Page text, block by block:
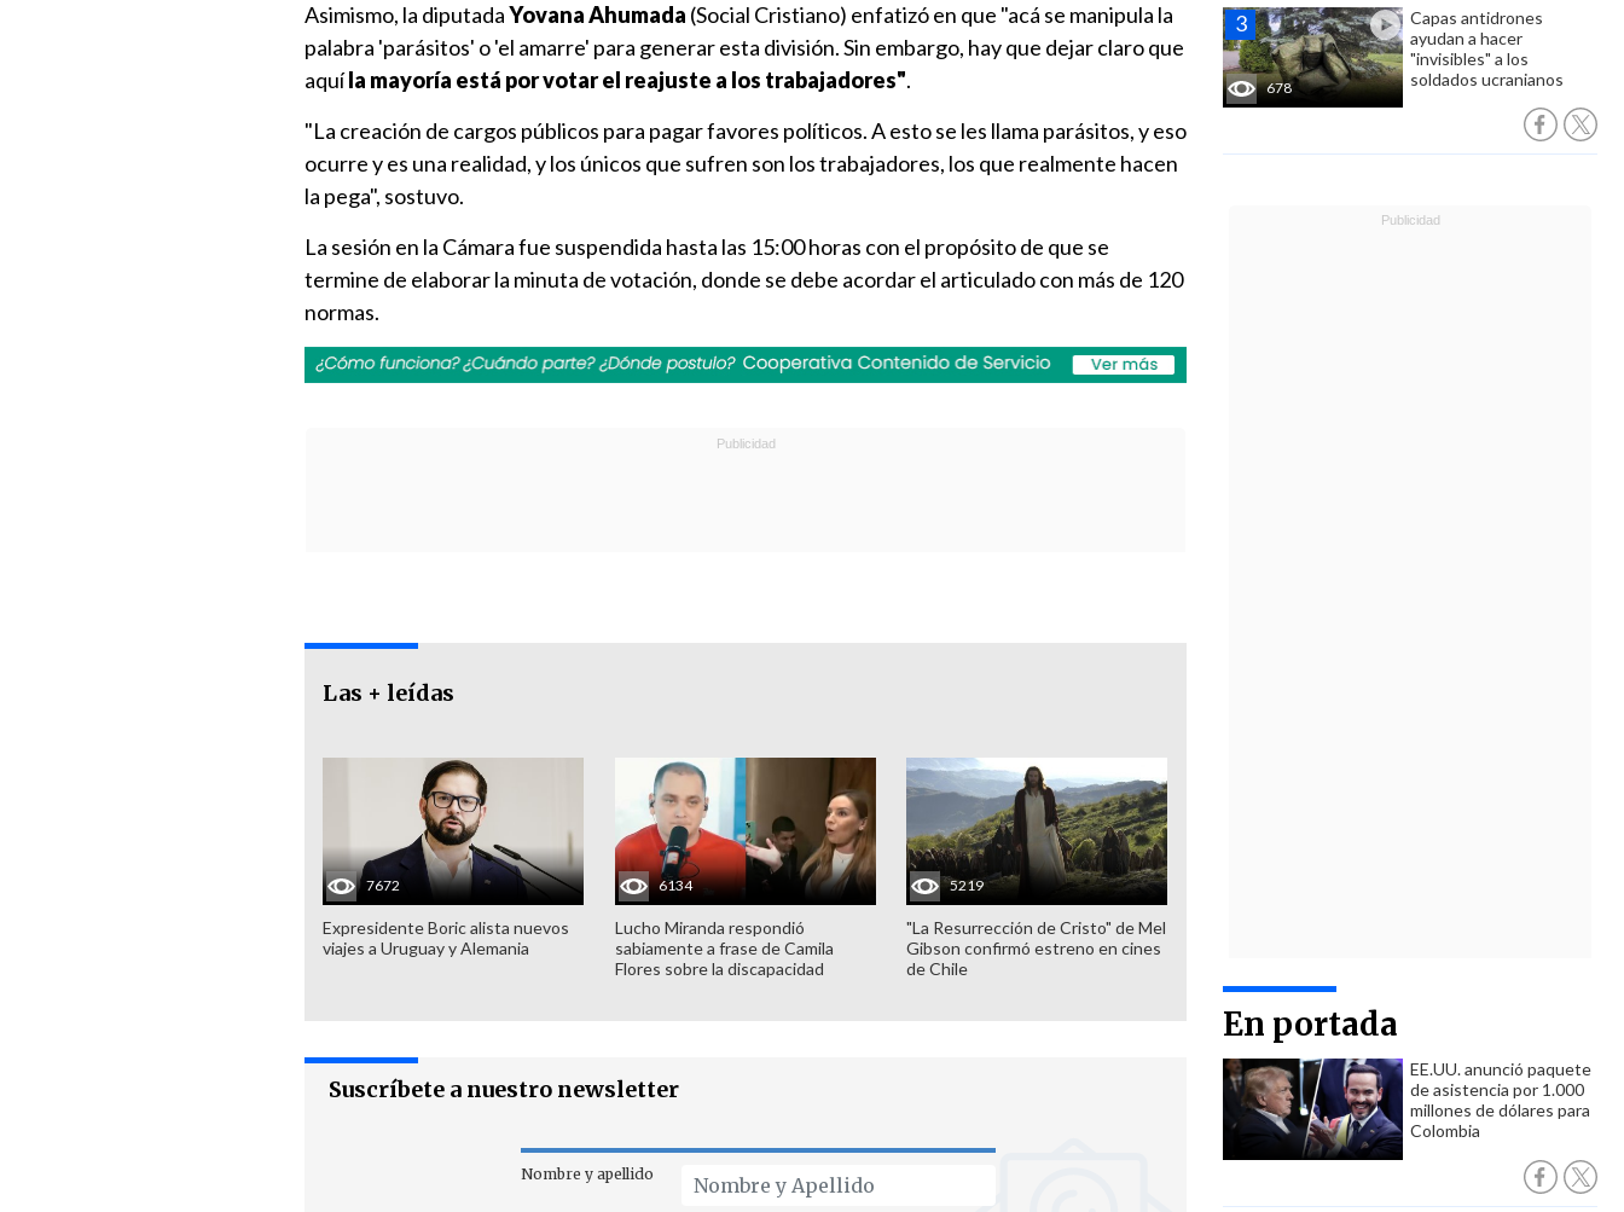
678
Capas antidrones
ayudan a hacer
"invisibles" a los
soldados ucranianos
En portada
EE.UU. anunció paquete
de asistencia por 1.000
millones de dólares para
Colombia
Asimismo, la diputadaYovana Ahumada (Social Cristiano) enfatizó en que "acá se manipula la
palabra 'parásitos' o 'el amarre' para generar esta división. Sin embargo, hay que dejar claro que
aquíla mayoría está por votar el reajuste a los trabajadores".
"La creación de cargos públicos para pagar favores políticos. A esto se les llama parásitos, y eso
ocurre y es una realidad, y los únicos que sufren son los trabajadores, los que realmente hacen
la pega", sostuvo.
La sesión en la Cámara fue suspendida hasta las 15:00 horas con el propósito de que se
termine de elaborar la minuta de votación, donde se debe acordar el articulado con más de 120
normas.
Las + leídas
7672
Expresidente Boric alista nuevos
viajes a Uruguay y Alemania
6134
Lucho Miranda respondió
sabiamente a frase de Camila
Flores sobre la discapacidad
5219
"La Resurrección de Cristo" de Mel
Gibson confirmó estreno en cines
de Chile
Suscríbete a nuestro newsletter
Nombre y apellido